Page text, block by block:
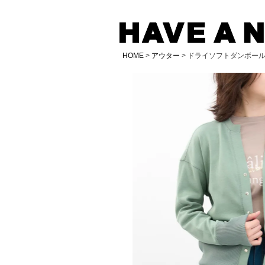
HOME アウター ドライソフトダンボー